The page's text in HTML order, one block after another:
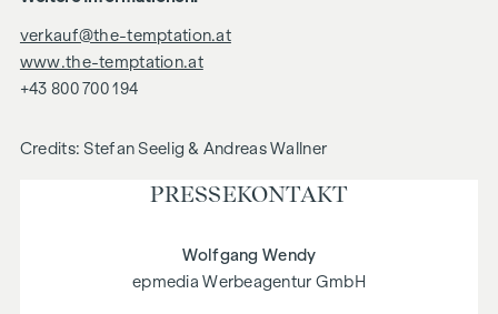
verkauf@the-temptation.at
www.the-temptation.at
+43 800 700 194
Credits: Stefan Seelig & Andreas Wallner
PRESSE­KONTAKT
Wolfgang Wendy
epmedia Werbeagentur GmbH